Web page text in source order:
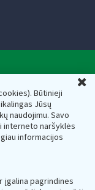
Būtinieji
Jūsų
naudojimu. Savo
interneto naršyklės
informacijos
įgalina pagrindines
el.paštas:
Lietuvos
Juridinių